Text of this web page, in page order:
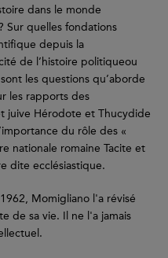
dans le monde
Sur quelles fondations
depuis la
de l’histoire politiqueou
les questions qu’aborde
les rapports des
juive Hérodote et Thucydide
du rôle des «
nationale romaine Tacite et
dite ecclésiastique.
Momigliano l'a révisé
de sa vie. Il ne l'a jamais